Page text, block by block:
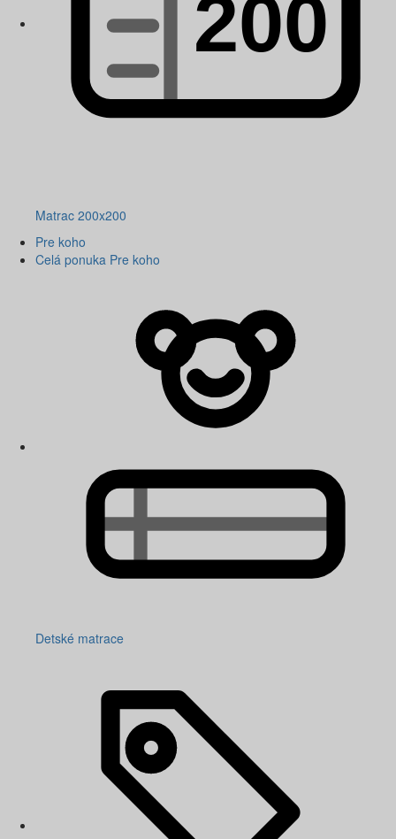
Matrac 200x200
Pre koho
Celá ponuka Pre koho
Detské matrace